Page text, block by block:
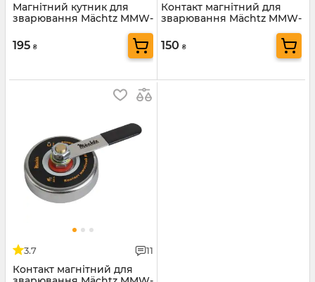
Магнітний кутник для
зварювання Mächtz MMW-
195 ₴
Контакт магнітний для
зварювання Mächtz MMW-
150 ₴
3.7 11
Контакт магнітний для